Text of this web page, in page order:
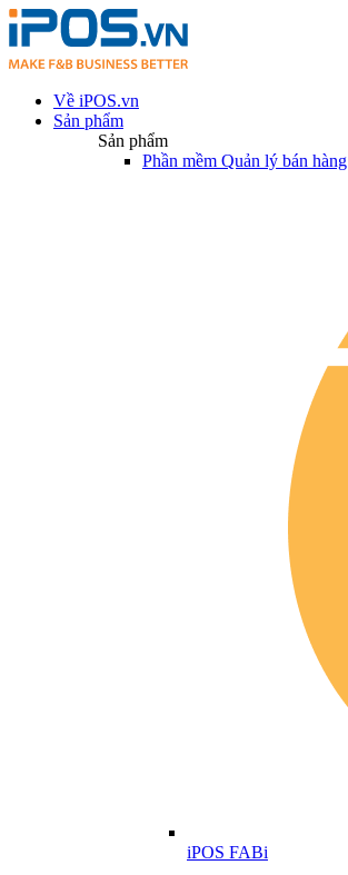
Về iPOS.vn
Sản phẩm
Sản phẩm
Phần mềm Quản lý bán hàng
iPOS FABi